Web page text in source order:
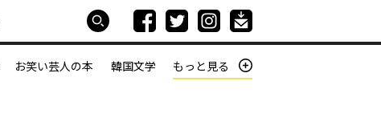
お笑い芸人の本 韓国文学 もっと見る